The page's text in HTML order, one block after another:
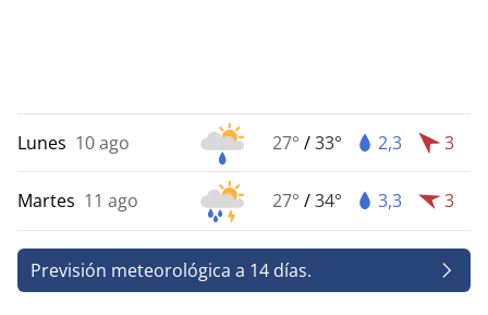
Lunes 10 ago 27° /33° 2,3 3
Martes 11 ago 27° /34° 3,3 3
Previsión meteorológica a 14 días.